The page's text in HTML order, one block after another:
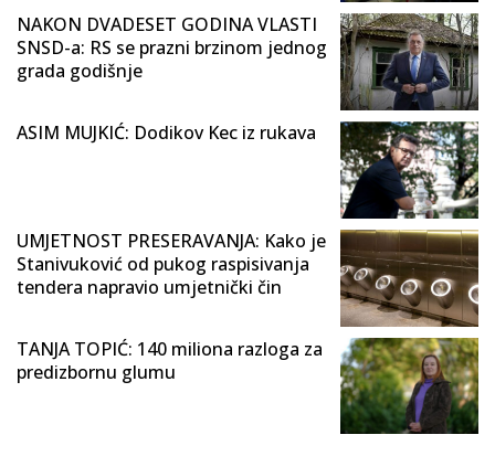
NAKON DVADESET GODINA VLASTI
SNSD-a: RS se prazni brzinom jednog
grada godišnje
ASIM MUJKIĆ: Dodikov Kec iz rukava
UMJETNOST PRESERAVANJA: Kako je
Stanivuković od pukog raspisivanja
tendera napravio umjetnički čin
TANJA TOPIĆ: 140 miliona razloga za
predizbornu glumu